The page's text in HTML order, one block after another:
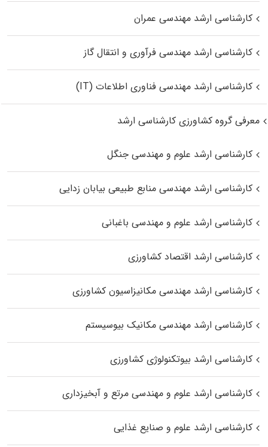
کارشناسی ارشد مهندسی عمران
کارشناسی ارشد مهندسی فرآوری و انتقال گاز
کارشناسی ارشد مهندسی فناوری اطلاعات (IT)
معرفی گروه کشاورزی کارشناسی ارشد
کارشناسی ارشد علوم و مهندسی جنگل
کارشناسی ارشد مهندسی منابع طبیعی بیابان زدایی
کارشناسی ارشد علوم و مهندسی باغبانی
کارشناسی ارشد اقتصاد کشاورزی
کارشناسی ارشد مهندسی مکانیزاسیون کشاورزی
کارشناسی ارشد مهندسی مکانیک بیوسیستم
کارشناسی ارشد بیوتکنولوژی کشاورزی
کارشناسی ارشد علوم و مهندسی مرتع و آبخیزداری
کارشناسی ارشد علوم و صنایع غذایی